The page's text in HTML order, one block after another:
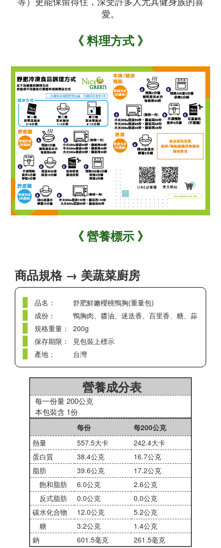
愛。
《料理方式 》
《營養標示 》
商品規格 → 美蔬菜廚房
品名：
舒肥鮮嫩櫻桃鴨胸(重量包)
成份：
鴨胸肉、醬油、迷迭香、百里香、糖、蒜
規格重量：
200g
保存期限：
見包裝上標示
產地：
台灣
營養成分表
每一份量 200公克
本包裝含 1份
每份
每200公克
熱量
557.5大卡
242.4大卡
蛋白質
38.4公克
16.7公克
脂肪
39.6公克
17.2公克
飽和脂肪
6.0公克
2.6公克
反式脂肪
0.0公克
0.0公克
碳水化合物
12.0公克
5.2公克
糖
3.2公克
1.4公克
鈉
601.5毫克 261.5毫克